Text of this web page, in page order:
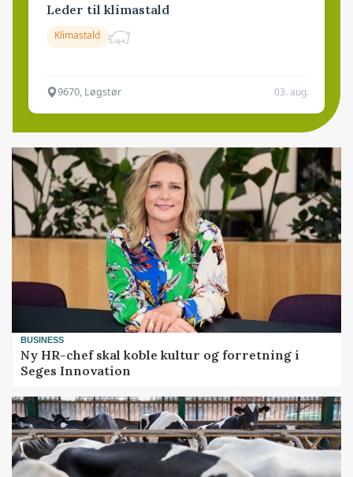
Leder til klimastald
Klimastald
9670, Løgstør 03. aug.
BUSINESS
Ny HR-chef skal koble kultur og forretning i
Seges Innovation